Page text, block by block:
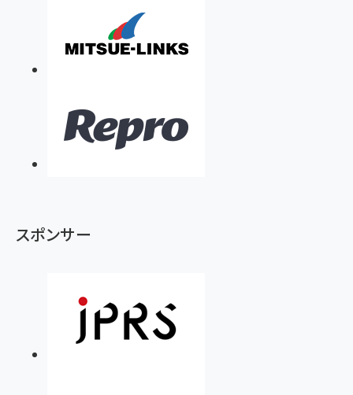
スポンサー